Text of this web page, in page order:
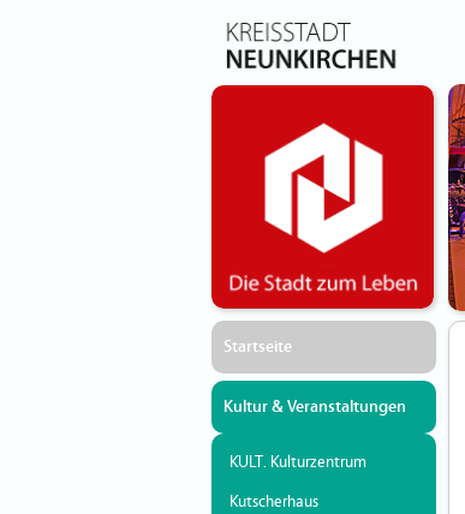
Startseite
Kultur & Veranstaltungen
KULT. Kulturzentrum
Kutscherhaus